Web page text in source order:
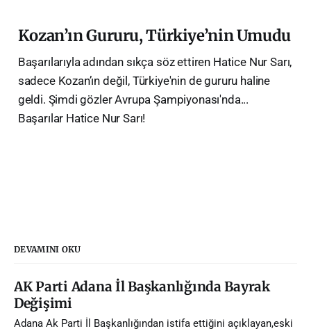
Kozan’ın Gururu, Türkiye’nin Umudu
Başarılarıyla adından sıkça söz ettiren Hatice Nur Sarı,
sadece Kozan’ın değil, Türkiye'nin de gururu haline
geldi. Şimdi gözler Avrupa Şampiyonası'nda...
Başarılar Hatice Nur Sarı!
DEVAMINI OKU
AK Parti Adana İl Başkanlığında Bayrak
Değişimi
Adana Ak Parti İl Başkanlığından istifa ettiğini açıklayan,eski